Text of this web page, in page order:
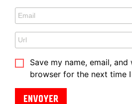
Save my name, email,
browser for the next time